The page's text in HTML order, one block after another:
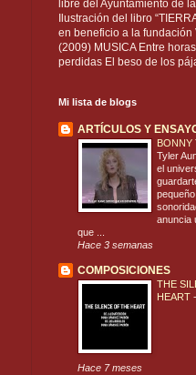
libre del Ayuntamiento de
Ilustración del libro
en beneficio a la fundación
(2009) MUSICA Entre
perdidas El beso de los
Mi lista de blogs
ARTÍCULOS Y
BONNY
Tyler
el
anuncia
que ...
Hace 3 semanas
COMPOSICIONES
THE
HEART -
Hace 7 meses